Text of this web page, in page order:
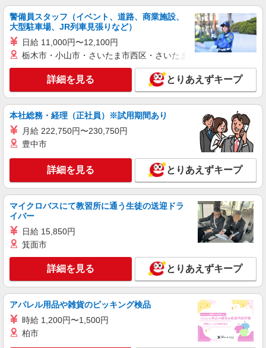
ィブ支給(規定有) ★月2回払い・週払い可能（規程
有）★ ゜・。○。・゜+゜・。○。・゜+゜
キープ 詳細を見る
派遣社員 紹介予定派遣
株式会社シエロ
スマホ携帯販売【エーユー】
月給259200円〜300000円（経験・能力によ
る） ※残業手当別途支給 ※研修期間6か月・時給
1500円〜 ★交通費別途支給（規定あり） ゜
+゜・。○。・゜+゜・。○。・゜+゜ 入社祝い金10
ィブ支給(規定有) ゜・。○。・゜+゜・。○。・゜
福岡県福岡市博多区の家電量販店
キープ 詳細を見る
派遣社員 紹介予定派遣
株式会社シエロ
【ソフトバンク】の店舗スタッフ
月給210000円〜600000円（経験・能力によ
る） 固定残業代：21000円〜40000円（10時間相
当） ※時間外手当は時間外労働の有無にかかわら
ず、固定残業代として支給し、相当時間を超える
時間外労働分は法定どおり追加で支給します。 試
用期間あり3ヶ月 月給25万円〜 ★交通費別途支給
（規定あり） ゜+゜・。○。・゜+゜・。○。・゜
+゜ 入社祝い金10万円支給(規定有) お友達を紹介
頂くと, インセンティブ支給(規定有) ゜・。
福岡県福岡市博多区のsoftbankショップ
派遣社員 紹介予定派遣
株式会社シエロ
人気機種に詳しくなれる携帯販売
【softbank】
時給1400円〜1450円（経験・能力による） ※
残業代支給 ★交通費別途支給（規定あり） ゜
警備員スタッフ（イベント、道路、商業施設、
大型駐車場、JR列車見張りなど）
日給 11,000円〜12,100円
栃木市・小山市・さいたま市西区・さいたま市岩槻区・久喜市・
詳細を見る とりあえずキープ
本社総務・経理（正社員）※試用期間あり
月給 222,750円〜230,750円
豊中市
詳細を見る とりあえずキープ
マイクロバスにて教習所に通う生徒の送迎ドラ
イバー
日給 15,850円
箕面市
詳細を見る とりあえずキープ
アパレル用品や雑貨のピッキング検品
時給 1,200円〜1,500円
柏市